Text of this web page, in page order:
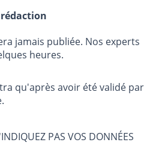
jamais publiée. Nos experts
heures.
qu'après avoir été validé par
PAS VOS DONNÉES